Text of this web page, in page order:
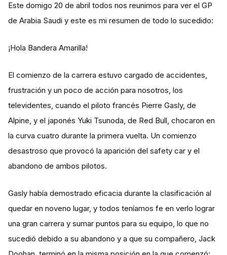
Este domigo 20 de abril todos nos reunimos para ver el GP
de Arabia Saudi y este es mi resumen de todo lo sucedido:
¡Hola Bandera Amarilla!
El comienzo de la carrera estuvo cargado de accidentes,
frustración y un poco de acción para nosotros, los
televidentes, cuando el piloto francés Pierre Gasly, de
Alpine, y el japonés Yuki Tsunoda, de Red Bull, chocaron en
la curva cuatro durante la primera vuelta. Un comienzo
desastroso que provocó la aparición del safety car y el
abandono de ambos pilotos.
Gasly había demostrado eficacia durante la clasificación al
quedar en noveno lugar, y todos teníamos fe en verlo lograr
una gran carrera y sumar puntos para su equipo, lo que no
sucedió debido a su abandono y a que su compañero, Jack